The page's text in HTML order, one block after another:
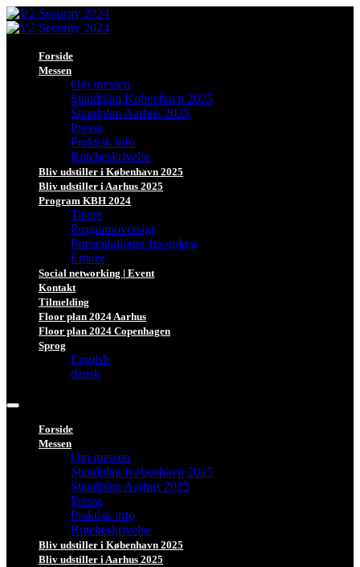
Forside
Messen
Om messen
Standplan København 2025
Standplan Aarhus 2025
Presse
Praktisk info
Rutebeskrivelse
Bliv udstiller i København 2025
Bliv udstiller i Aarhus 2025
Program KBH 2024
Talere
Programoversigt
Præsentationer fra oplæg
Emner
Social networking | Event
Kontakt
Tilmelding
Floor plan 2024 Aarhus
Floor plan 2024 Copenhagen
Sprog
English
dansk
Forside
Messen
Om messen
Standplan København 2025
Standplan Aarhus 2025
Presse
Praktisk info
Rutebeskrivelse
Bliv udstiller i København 2025
Bliv udstiller i Aarhus 2025